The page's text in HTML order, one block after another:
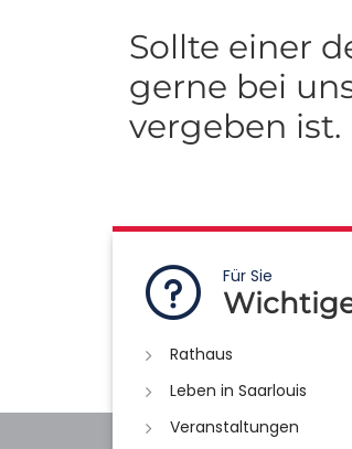
Sollte einer
gerne bei
vergeben ist.
Für Sie
Rathaus
Leben in Saarlouis
Veranstaltungen